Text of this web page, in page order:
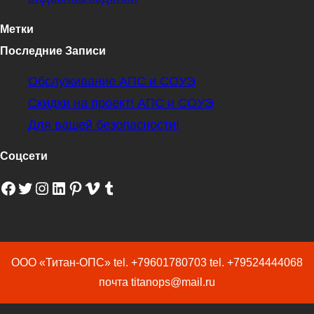
Метки
Последние Записи
Обслуживание АПС и СОУЭ
Скидки на проект! АПС и СОУЭ
Для вашей безопасности!
Соцсети
Facebook Twitter Instagram LinkedIn Pinterest Vimeo Tumblr
ООО «Титан-ОПС» tel. +79601780703 tel. +79524444068
почта titanops@mail.ru